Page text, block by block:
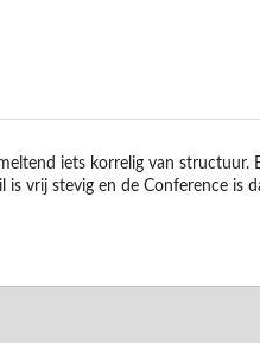
iets korrelig van
is vrij stevig en de Conference